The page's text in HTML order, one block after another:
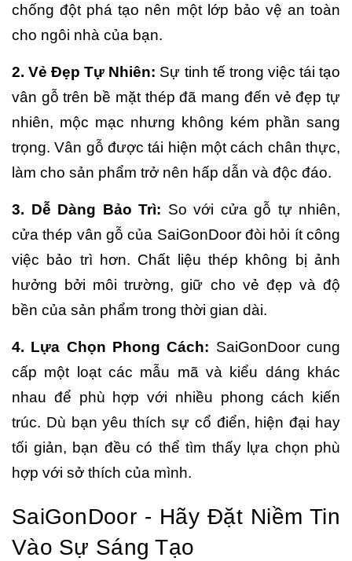
chống đột phá tạo nên một lớp bảo vệ an toàn
cho ngôi nhà của bạn.
2. Vẻ Đẹp Tự Nhiên: Sự tinh tế trong việc tái tạo
vân gỗ trên bề mặt thép đã mang đến vẻ đẹp tự
nhiên, mộc mạc nhưng không kém phần sang
trọng. Vân gỗ được tái hiện một cách chân thực,
làm cho sản phẩm trở nên hấp dẫn và độc đáo.
3. Dễ Dàng Bảo Trì: So với cửa gỗ tự nhiên,
cửa thép vân gỗ của SaiGonDoor đòi hỏi ít công
việc bảo trì hơn. Chất liệu thép không bị ảnh
hưởng bởi môi trường, giữ cho vẻ đẹp và độ
bền của sản phẩm trong thời gian dài.
4. Lựa Chọn Phong Cách: SaiGonDoor cung
cấp một loạt các mẫu mã và kiểu dáng khác
nhau để phù hợp với nhiều phong cách kiến
trúc. Dù bạn yêu thích sự cổ điển, hiện đại hay
tối giản, bạn đều có thể tìm thấy lựa chọn phù
hợp với sở thích của mình.
SaiGonDoor - Hãy Đặt Niềm Tin
Vào Sự Sáng Tạo